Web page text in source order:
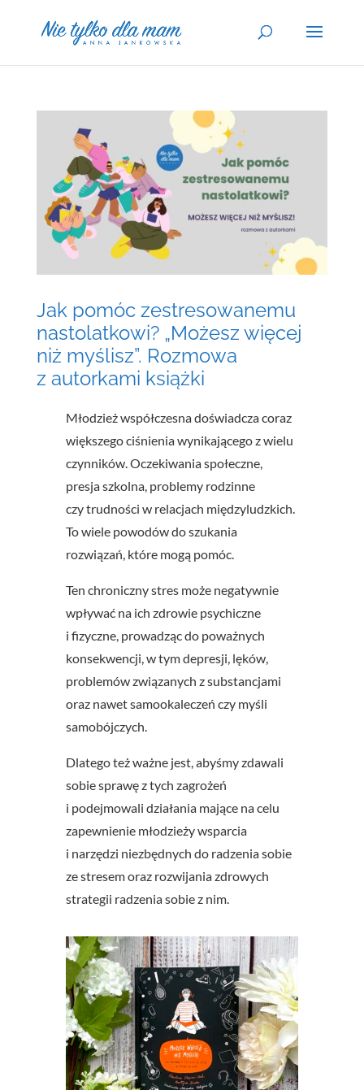
Jak pomóc zestresowanemu
nastolatkowi? „Możesz więcej
niż myślisz”. Rozmowa
z autorkami książki
Młodzież współczesna doświadcza coraz
większego ciśnienia wynikającego z wielu
czynników. Oczekiwania społeczne,
presja szkolna, problemy rodzinne
czy trudności w relacjach międzyludzkich.
To wiele powodów do szukania
rozwiązań, które mogą pomóc.
Ten chroniczny stres może negatywnie
wpływać na ich zdrowie psychiczne
i fizyczne, prowadząc do poważnych
konsekwencji, w tym depresji, lęków,
problemów związanych z substancjami
oraz nawet samookaleczeń czy myśli
samobójczych.
Dlatego też ważne jest, abyśmy zdawali
sobie sprawę z tych zagrożeń
i podejmowali działania mające na celu
zapewnienie młodzieży wsparcia
i narzędzi niezbędnych do radzenia sobie
ze stresem oraz rozwijania zdrowych
strategii radzenia sobie z nim.